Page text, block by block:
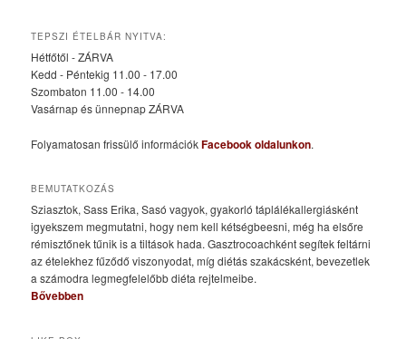
TEPSZI ÉTELBÁR NYITVA:
Hétfőtől - ZÁRVA
Kedd - Péntekig 11.00 - 17.00
Szombaton 11.00 - 14.00
Vasárnap és ünnepnap ZÁRVA
Folyamatosan frissülő információkFacebook oldalunkon.
BEMUTATKOZÁS
Sziasztok, Sass Erika, Sasó vagyok, gyakorló táplálékallergiásként
igyekszem megmutatni, hogy nem kell kétségbeesni, még ha elsőre
rémisztőnek tűnik is a tiltások hada. Gasztrocoachként segítek feltárni
az ételekhez fűződő viszonyodat, míg diétás szakácsként, bevezetlek
a számodra legmegfelelőbb diéta rejtelmeibe.
Bővebben